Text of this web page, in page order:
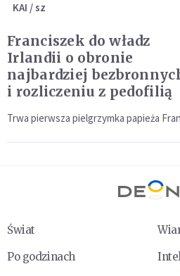
KAI / sz
Franciszek do władz
Irlandii o obronie
najbardziej
i rozliczeniu z pedofilią
Trwa pierwsza pielgrzymka papieża
Świat
Po godzinach